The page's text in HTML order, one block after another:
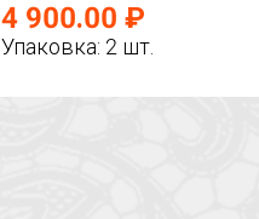
4 900.00 ₽
Упаковка: 2 шт.